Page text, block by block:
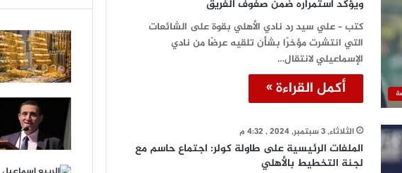
ويؤكد استمراره ضمن صفوف الفريق
كتب – علي سيد رد نادي الأهلي بقوة على الشائعات
التي انتشرت مؤخرًا بشأن تلقيه عرضًا من نادي
الإسماعيلي لانتقال…
أكمل القراءة »
الثلاثاء, 3 سبتمبر, 2024 , 4:32 م
الملفات الرئيسية على طاولة كولر: اجتماع حاسم مع
لجنة التخطيط بالأهلي